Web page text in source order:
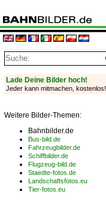
Lade Deine Bilder hoch!
Jeder kann mitmachen, kostenlos!
Weitere Bilder-Themen:
Bahnbilder.de
Bus-bild.de
Fahrzeugbilder.de
Schiffbilder.de
Flugzeug-bild.de
Staedte-fotos.de
Landschaftsfotos.eu
Tier-fotos.eu